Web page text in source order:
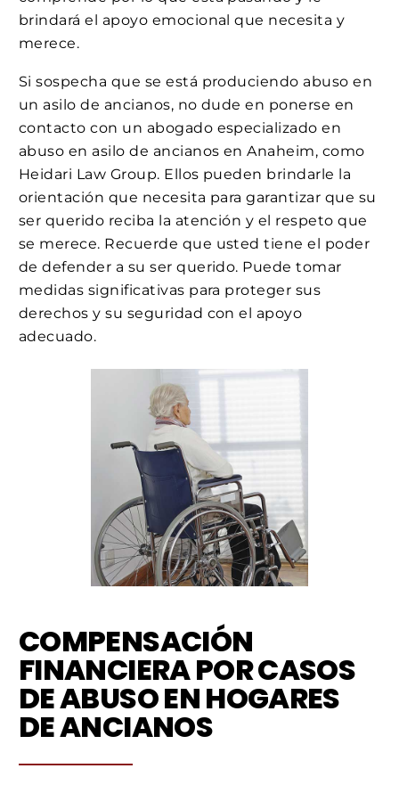
brindará el apoyo emocional que necesita y
merece.
Si sospecha que se está produciendo abuso en
un asilo de ancianos, no dude en ponerse en
contacto con un abogado especializado en
abuso en asilo de ancianos en Anaheim, como
Heidari Law Group. Ellos pueden brindarle la
orientación que necesita para garantizar que su
ser querido reciba la atención y el respeto que
se merece. Recuerde que usted tiene el poder
de defender a su ser querido. Puede tomar
medidas significativas para proteger sus
derechos y su seguridad con el apoyo
adecuado.
COMPENSACIÓN
FINANCIERA POR CASOS
DE ABUSO EN HOGARES
DE ANCIANOS